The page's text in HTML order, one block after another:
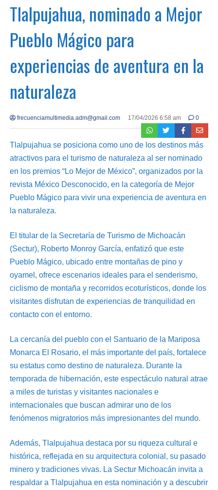
Tlalpujahua, nominado a Mejor
Pueblo Mágico para
experiencias de aventura en la
naturaleza
frecuenciamultimedia.adm@gmail.com 17/04/2026 6:58 am 0
Tlalpujahua se posiciona como uno de los destinos más
atractivos para el turismo de naturaleza al ser nominado
en los premios “Lo Mejor de México”, organizados por la
revista México Desconocido, en la categoría de Mejor
Pueblo Mágico para vivir una experiencia de aventura en
la naturaleza.
El titular de la Secretaría de Turismo de Michoacán
(Sectur), Roberto Monroy García, enfatizó que este
Pueblo Mágico, ubicado entre montañas de pino y
oyamel, ofrece escenarios ideales para el senderismo,
ciclismo de montaña y recorridos ecoturísticos, donde los
visitantes disfrutan de experiencias de tranquilidad en
contacto con el entorno.
La cercanía del pueblo con el Santuario de la Mariposa
Monarca El Rosario, el más importante del país, fortalece
su estatus como destino de naturaleza. Durante la
temporada de hibernación, este espectáculo natural atrae
a miles de turistas y visitantes nacionales e
internacionales que buscan admirar uno de los
fenómenos migratorios más impresionantes del mundo.
Además, Tlalpujahua destaca por su riqueza cultural e
histórica, reflejada en su arquitectura colonial, su pasado
minero y tradiciones vivas. La Sectur Michoacán invita a
respaldar a Tlalpujahua en esta nominación y a descubrir